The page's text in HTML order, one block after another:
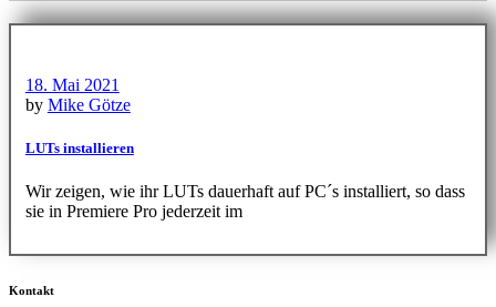
18. Mai 2021
by Mike Götze
LUTs installieren
Wir zeigen, wie ihr LUTs dauerhaft auf PC´s installiert, so dass
sie in Premiere Pro jederzeit im
Kontakt